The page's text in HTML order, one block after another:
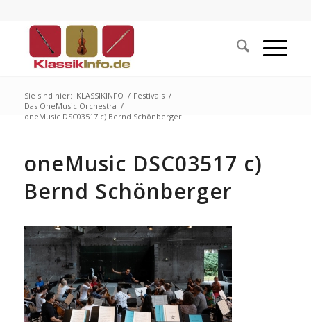
Sie sind hier: KLASSIKINFO / Festivals /
Das OneMusic Orchestra /
oneMusic DSC03517 c) Bernd Schönberger
oneMusic DSC03517 c)
Bernd Schönberger